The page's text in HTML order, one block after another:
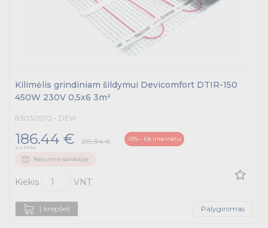
Kilimėlis grindiniam šildymui Devicomfort DTIR-150
450W 230V 0,5x6 3m²
83030570 - DEVI
186.44 € 219.34 € -15% – tik internetu
Su PVM
Neturime sandėlyje
Kiekis VNT
Į krepšelį Palyginimas